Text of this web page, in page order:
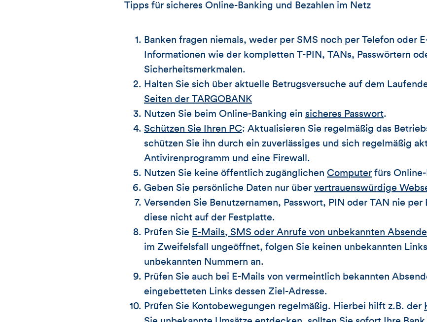
Tipps für sicheres Online-Banking und Bezahlen im Netz
Banken fragen niemals, weder per SMS noch per Telefon oder
Informationen wie der kompletten T-PIN, TANs, Passwörtern
Sicherheitsmerkmalen.
Halten Sie sich über aktuelle Betrugsversuche auf dem
Seiten der TARGOBANK
Nutzen Sie beim Online-Banking ein sicheres Passwort.
Schützen Sie Ihren PC: Aktualisieren Sie regelmäßig das
schützen Sie ihn durch ein zuverlässiges und sich regelmäßig
Antivirenprogramm und eine Firewall.
Nutzen Sie keine öffentlich zugänglichen Computer fürs
Geben Sie persönliche Daten nur über vertrauenswürdige
Versenden Sie Benutzernamen, Passwort, PIN oder TAN nie
diese nicht auf der Festplatte.
Prüfen Sie E-Mails, SMS oder Anrufe von unbekannten
im Zweifelsfall ungeöffnet, folgen Sie keinen unbekannten
unbekannten Nummern an.
Prüfen Sie auch bei E-Mails von vermeintlich bekannten
eingebetteten Links dessen Ziel-Adresse.
Prüfen Sie Kontobewegungen regelmäßig. Hierbei hilft z.B. der